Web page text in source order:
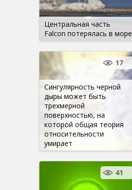
Центральная часть
Falcon потерялась в море
Сингулярность черной
дыры может быть
трехмерной
поверхностью, на
которой общая теория
относительности
умирает
17
41